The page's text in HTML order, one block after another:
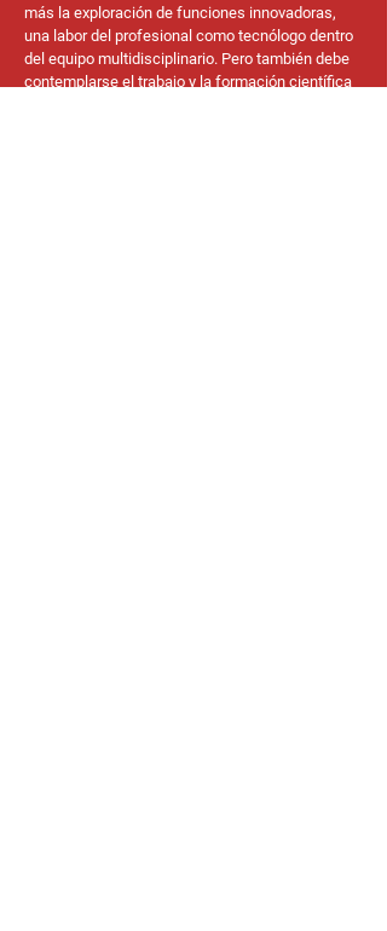
más la exploración de funciones innovadoras,
una labor del profesional como tecnólogo dentro
del equipo multidisciplinario. Pero también debe
contemplarse el trabajo y la formación científica